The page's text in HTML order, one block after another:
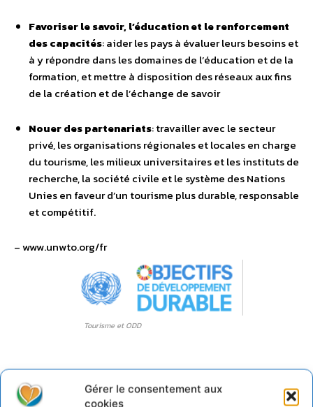
Gérer le consentement aux
cookies
Favoriser le savoir, l’éducation et le renforcement
des capacités: aider les pays à évaluer leurs besoins et
à y répondre dans les domaines de l’éducation et de la
formation, et mettre à disposition des réseaux aux fins
de la création et de l’échange de savoir
Nouer des partenariats: travailler avec le secteur
privé, les organisations régionales et locales en charge
du tourisme, les milieux universitaires et les instituts de
recherche, la société civile et le système des Nations
Unies en faveur d’un tourisme plus durable, responsable
et compétitif.
– www.unwto.org/fr
Tourisme et ODD